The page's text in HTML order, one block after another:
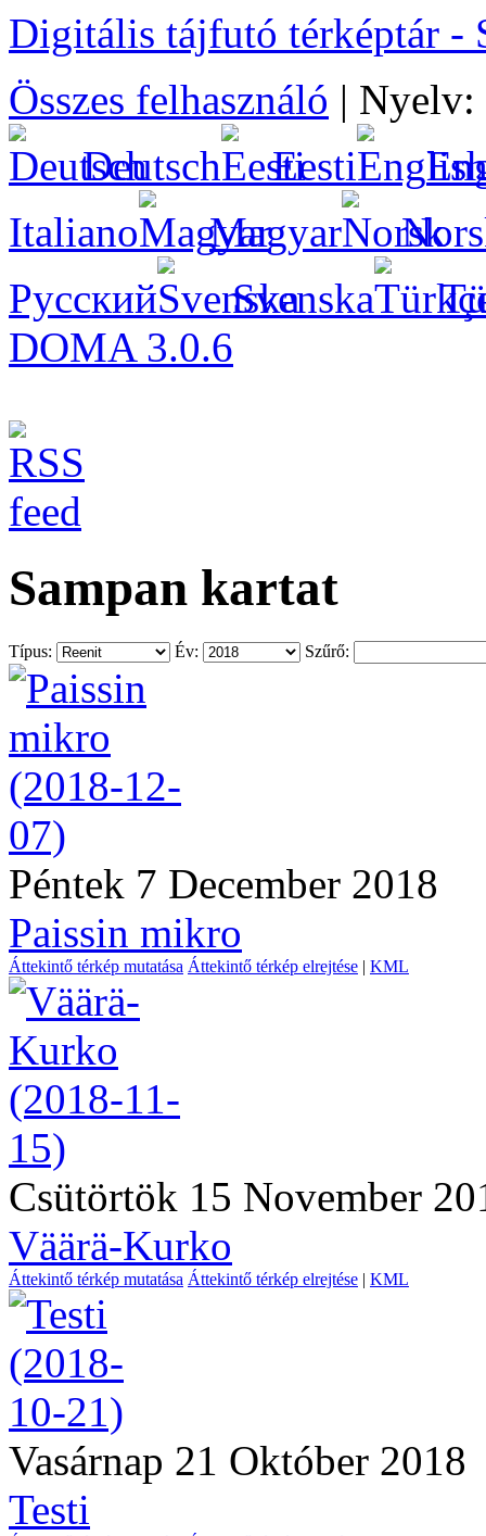
Digitális tájfutó térképtár -
Összes felhasználó | Nyelv:
Deutsch
Eesti
Italiano
Magyar
Русский
Svenska
DOMA 3.0.6
Sampan kartat
Típus: Év: Szűrő:
Péntek 7 December 2018
Paissin mikro
Áttekintő térkép mutatása Áttekintő térkép elrejtése | KML
Csütörtök 15 November
Väärä-Kurko
Áttekintő térkép mutatása Áttekintő térkép elrejtése | KML
Vasárnap 21 Október 2018
Testi